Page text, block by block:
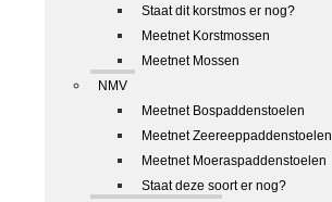
Staat dit korstmos er nog?
Meetnet Korstmossen
Meetnet Mossen
NMV
Meetnet Bospaddenstoelen
Meetnet Zeereeppaddenstoelen
Meetnet Moeraspaddenstoelen
Staat deze soort er nog?